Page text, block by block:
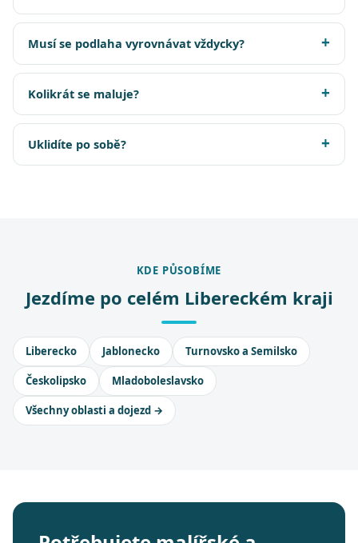
Musí se podlaha vyrovnávat vždycky?
Kolikrát se maluje?
Uklidíte po sobě?
KDE PŮSOBÍME
Jezdíme po celém Libereckém kraji
Liberecko Jablonecko Turnovsko a Semilsko
Českolipsko Mladoboleslavsko
Všechny oblasti a dojezd →